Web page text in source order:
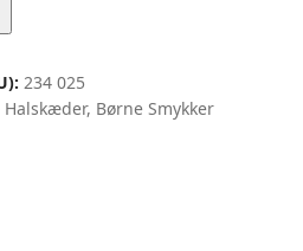
234 025
Halskæder, Børne Smykker